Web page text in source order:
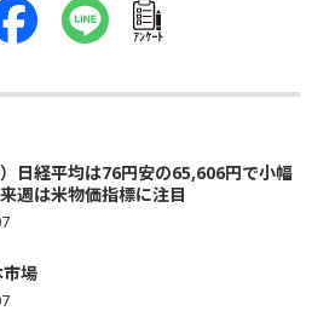
ｱﾝｹｰﾄ
）日経平均は76円安の65,606円で小幅
週は米物価指標に注目
場